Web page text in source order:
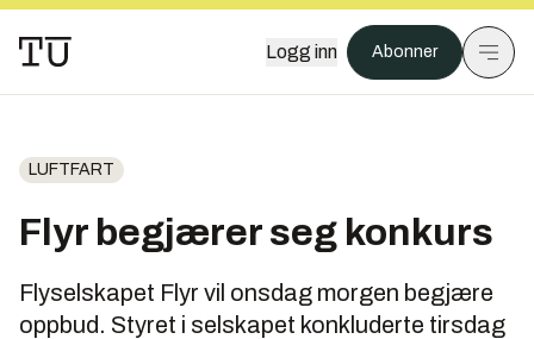
Logg inn Abonner
LUFTFART
Flyr begjærer seg konkurs
Flyselskapet Flyr vil onsdag morgen begjære
oppbud. Styret i selskapet konkluderte tirsdag